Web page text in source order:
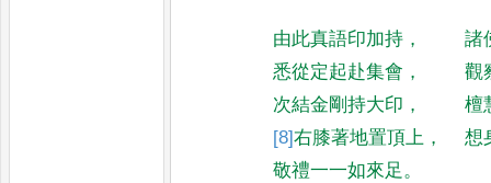
由此真語印加持 ，
諸
悉從定起赴集會 ，
觀
次結金剛持大印 ，
檀
[8]右膝著地置頂上 ，
想
敬禮一一如來足。